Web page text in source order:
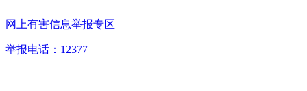
网上有害信息举报专区
举报电话：12377